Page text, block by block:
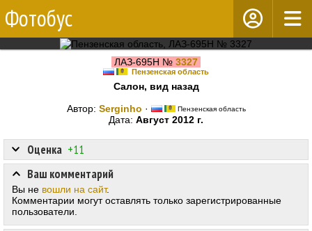
Фотобус
ЛАЗ-695Н № 3327
Пензенская область
Салон, вид назад
Автор: Serginho · Пензенская область
Дата: Август 2012 г.
Оценка +11
Ваш комментарий
Вы не вошли на сайт.
Комментарии могут оставлять только зарегистрированные
пользователи.